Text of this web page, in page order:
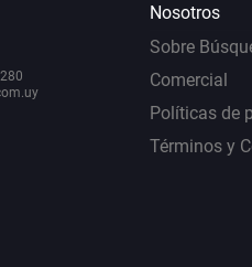
Nosotros
Sobre
Comercial
Políticas de
Términos y